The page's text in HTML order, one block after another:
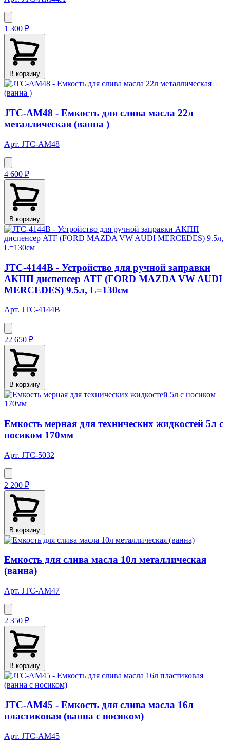
1 300 ₽
В корзину
JTC-AM48 - Емкость для слива масла 22л
металлическая (ванна )
Арт. JTC-AM48
4 600 ₽
В корзину
JTC-4144B - Устройство для ручной заправки
АКПП диспенсер ATF (FORD MAZDA VW AUDI
MERCEDES) 9.5л, L=130см
Арт. JTC-4144B
22 650 ₽
В корзину
Емкость мерная для технических жидкостей 5л с
носиком 170мм
Арт. JTC-5032
2 200 ₽
В корзину
Емкость для слива масла 10л металлическая
(ванна)
Арт. JTC-AM47
2 350 ₽
В корзину
JTC-AM45 - Емкость для слива масла 16л
пластиковая (ванна с носиком)
Арт. JTC-AM45